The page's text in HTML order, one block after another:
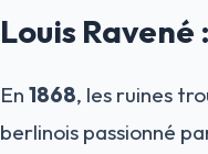
Louis
En 1868, les ruines
berlinois passionné